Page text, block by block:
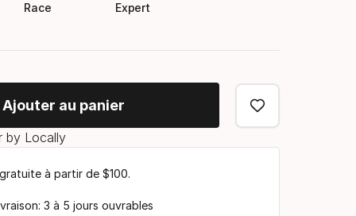
Race Expert
Ajouter au panier
by Locally
à partir de $100.
3 à 5 jours ouvrables